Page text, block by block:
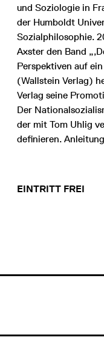
und Soziologie in
der Humboldt
Sozialphilosophie.
Axster den Band
Perspektiven auf
(Wallstein Verlag)
Verlag seine
Der
der mit Tom Uhlig
definieren.
EINTRITT FREI